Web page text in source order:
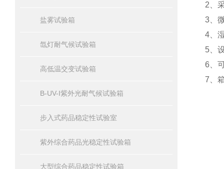
盐雾试验箱
氙灯耐气候试验箱
高低温交变试验箱
B-UV-I紫外光耐气候试验箱
步入式药品稳定性试验室
紫外综合药品光稳定性试验箱
大型综合药品稳定性试验箱
2、采
3、微
4、湿
5、设
6、可
7、箱